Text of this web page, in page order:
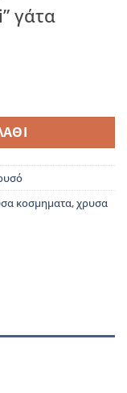
γάτα
κοσμηματα,χρυσα